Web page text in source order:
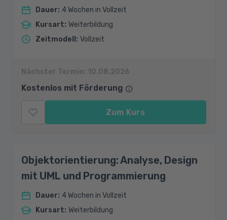
Dauer: 4 Wochen in Vollzeit
Kursart: Weiterbildung
Zeitmodell : Vollzeit
Nächster Termin: 10.08.2026
Kostenlos mit Förderung
Zum Kurs
Objektorientierung: Analyse, Design
mit UML und Programmierung
Dauer: 4 Wochen in Vollzeit
Kursart: Weiterbildung